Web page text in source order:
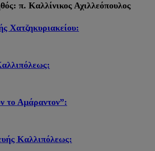
π. Καλλίνικος Αχιλλεόπουλος
Χατζηκυριακείου:
το Αμάραντον”:
Καλλιπόλεως: